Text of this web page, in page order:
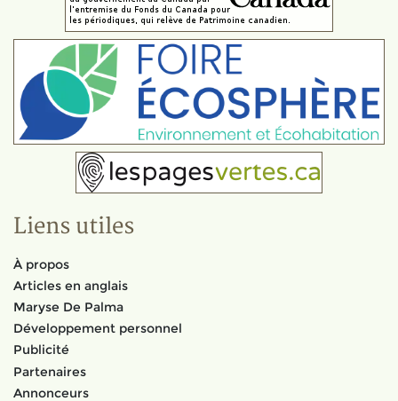
Liens utiles
À propos
Articles en anglais
Maryse De Palma
Développement personnel
Publicité
Partenaires
Annonceurs